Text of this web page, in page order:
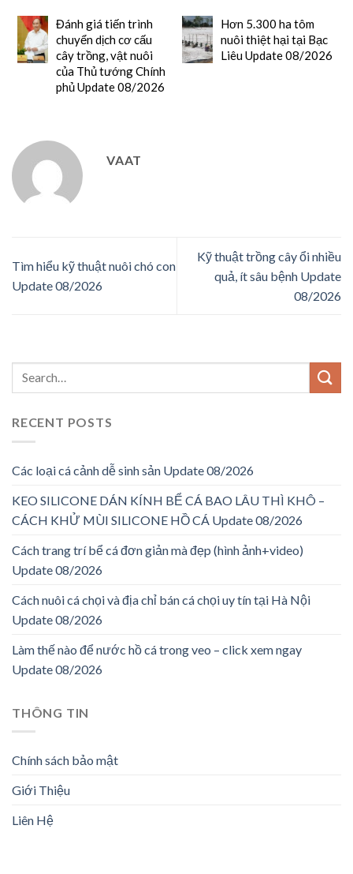
Đánh giá tiến trình
chuyển dịch cơ cấu
cây trồng, vật nuôi
của Thủ tướng Chính
phủ Update 08/2026
Hơn 5.300 ha tôm
nuôi thiệt hại tại Bạc
Liêu Update 08/2026
VAAT
Tìm hiểu kỹ thuật nuôi chó con
Update 08/2026
Kỹ thuật trồng cây ổi nhiều
quả, ít sâu bệnh Update
08/2026
RECENT POSTS
Các loại cá cảnh dễ sinh sản Update 08/2026
KEO SILICONE DÁN KÍNH BỂ CÁ BAO LÂU THÌ KHÔ –
CÁCH KHỬ MÙI SILICONE HỒ CÁ Update 08/2026
Cách trang trí bể cá đơn giản mà đẹp (hình ảnh+video)
Update 08/2026
Cách nuôi cá chọi và địa chỉ bán cá chọi uy tín tại Hà Nội
Update 08/2026
Làm thế nào để nước hồ cá trong veo – click xem ngay
Update 08/2026
THÔNG TIN
Chính sách bảo mật
Giới Thiệu
Liên Hệ